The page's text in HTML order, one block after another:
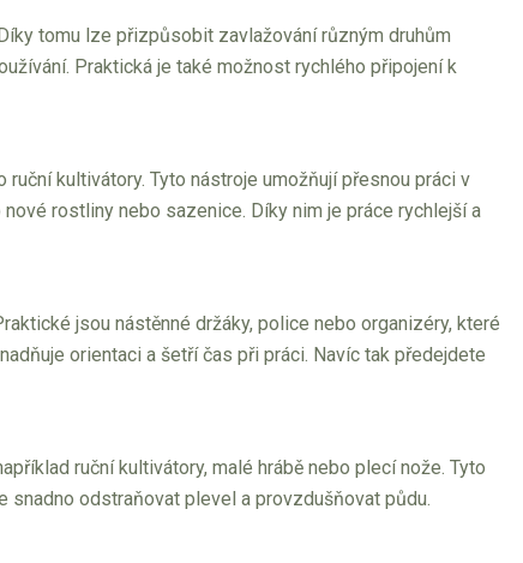
tomu lze přizpůsobit zavlažování různým druhům
Praktická je také možnost rychlého připojení k
kultivátory. Tyto nástroje umožňují přesnou práci v
rostliny nebo sazenice. Díky nim je práce rychlejší a
jsou nástěnné držáky, police nebo organizéry, které
orientaci a šetří čas při práci. Navíc tak předejdete
ruční kultivátory, malé hrábě nebo plecí nože. Tyto
odstraňovat plevel a provzdušňovat půdu.